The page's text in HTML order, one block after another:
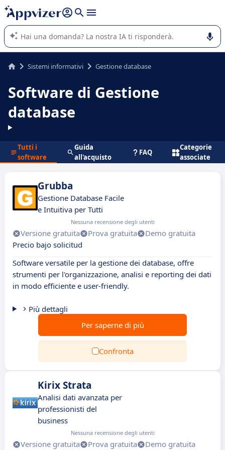
righe con
shift + enter
L'IA di Appvizer vi guida nell'utilizzo o nella scelta di un
software SaaS per la vostra azienda.
Sistemi informativi Gestione database
Software di Gestione
database
Tutti i
software
Guida
all'acquisto
FAQ
Categorie
associate
Grubba
Gestione Database Facile
e Intuitiva per Tutti
Nessuna recensione degli utenti
Versione gratuita Prova gratuita
Demo gratuita
Precio bajo solicitud
Software versatile per la gestione dei database, offre
strumenti per l'organizzazione, analisi e reporting dei dati
in modo efficiente e user-friendly.
Più dettagli
Per saperne di più
Confronta
Kirix Strata
Analisi dati avanzata per
professionisti del
business
Nessuna recensione degli utenti
Versione gratuita Prova gratuita
Demo gratuita